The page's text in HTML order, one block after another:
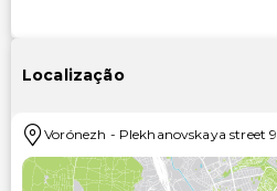
Localização
Vorónezh - Plekhanovskaya street 9